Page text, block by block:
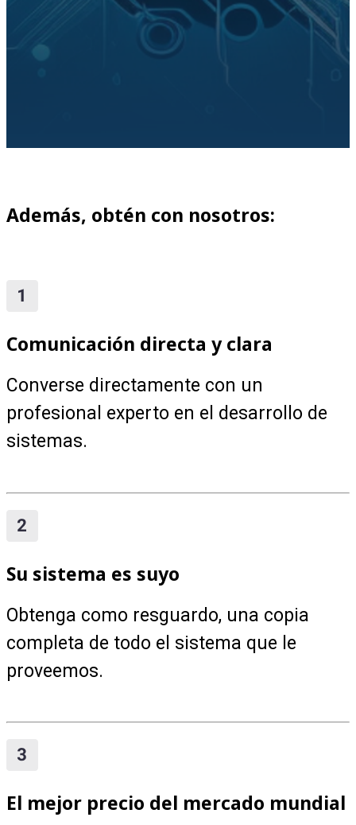
Además, obtén con nosotros:
Comunicación directa y clara
Converse directamente con un
profesional experto en el desarrollo de
sistemas.
Su sistema es suyo
Obtenga como resguardo, una copia
completa de todo el sistema que le
proveemos.
El mejor precio del mercado mundial